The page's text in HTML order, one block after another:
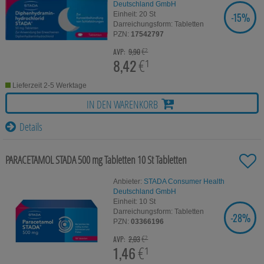
unserer Website sammeln, mit deren Hilfe wir unsere
Website weiter für Sie optimieren können, den Inhalt
auf unserer Website aber auch die Werbung auf
Drittseiten möglichst relevant für Sie zu gestalten.
Dritte wie z.B. Google oder soziale Medien
Deutschland GmbH
Einheit: 20 St
Darreichungsform: Tabletten
PZN: 17542797
AVP: 9,90€²
8,42€¹
SIE SPAREN
-15%
Lieferzeit 2-5 Werktage
IN DEN WARENKORB
Details
PARACETAMOL STADA 500 mg Tabletten 10 StTabletten
Anbieter: STADA Consumer Health
Deutschland GmbH
Einheit: 10 St
Darreichungsform: Tabletten
PZN: 03366196
AVP: 2,03€²
1,46€¹
SIE SPAREN
-28%